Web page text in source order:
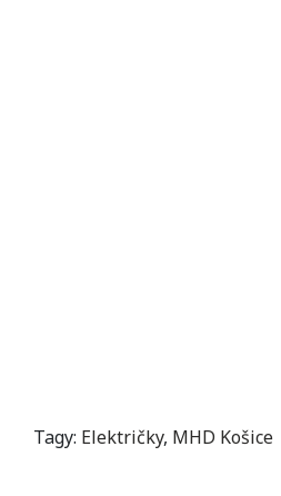
Tagy: Električky, MHD Košice